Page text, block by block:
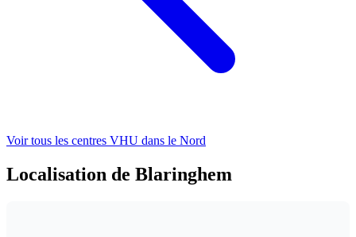
Voir tous les centres VHU dans le Nord
Localisation de Blaringhem